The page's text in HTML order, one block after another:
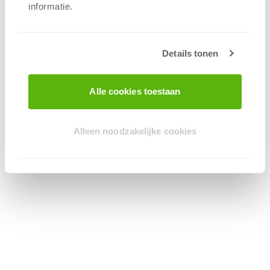
informatie.
Details tonen
Alle cookies toestaan
Alleen noodzakelijke cookies